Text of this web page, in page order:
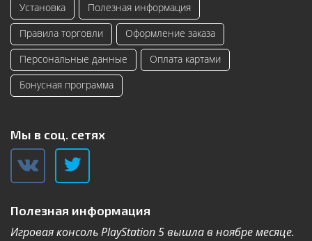
Установка
Полезная информация
Правила торговли
Оформление заказа
Персональные данные
Оплата картами
Бонусная программа
Мы в соц. сетях
Полезная информация
Игровая консоль PlayStation 5 вышла в ноябре месяце.